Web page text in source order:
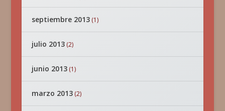
septiembre 2013(1)
julio 2013(2)
junio 2013(1)
marzo 2013(2)